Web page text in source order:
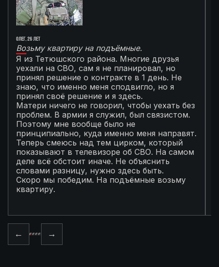
Олег, 26 лет
Возьму квартиру на подъёмные.
Я из Тетюшского района. Многие друзья
уехали на СВО, сам я не планировал, но
принял решение о контракте в 1 день. Не
знаю, что именно меня сподвигло, но я
принял своё решение и я здесь.
Матери ничего не говорил, чтобы уехать без
проблем. В армии я служил, был связистом.
Поэтому мне вообще было не
принципиально, куда именно меня направят.
Теперь смеюсь над тем цирком, который
показывают в телевизоре об СВО. На самом
деле всё обстоит иначе. Не объяснить
словами разницу, нужно здесь быть.
Скоро мы победим. На подъёмные возьму
квартиру.
← →